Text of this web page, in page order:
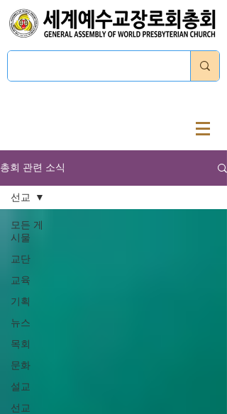
총회 관련 소식
모든 게
시물
교단
교육
기획
뉴스
목회
문화
설교
선교
선교